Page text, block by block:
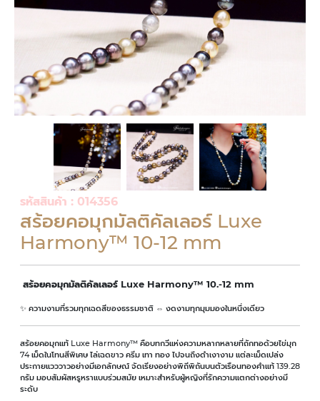
รหัสสินค้า : 014356
สร้อยคอมุกมัลติคัลเลอร์ Luxe
Harmony™ 10-12 mm
สร้อยคอมุกมัลติคัลเลอร์ Luxe Harmony™ 10.-12 mm
✨ ความงามที่รวมทุกเฉดสีของธรรมชาติ ⇔ งดงามทุกมุมมองในหนึ่งเดียว
สร้อยคอมุกแท้ Luxe Harmony™ คือบทกวีแห่งความหลากหลายที่ถักทอด้วยไข่มุก
74 เม็ดในโทนสีพิเศษ ไล่เฉดขาว ครีม เทา ทอง ไปจนถึงดำเงางาม แต่ละเม็ดเปล่ง
ประกายแวววาวอย่างมีเอกลักษณ์ จัดเรียงอย่างพิถีพิถันบนตัวเรือนทองคำแท้ 139.28
กรัม มอบสัมผัสหรูหราแบบร่วมสมัย เหมาะสำหรับผู้หญิงที่รักความแตกต่างอย่างมี
ระดับ